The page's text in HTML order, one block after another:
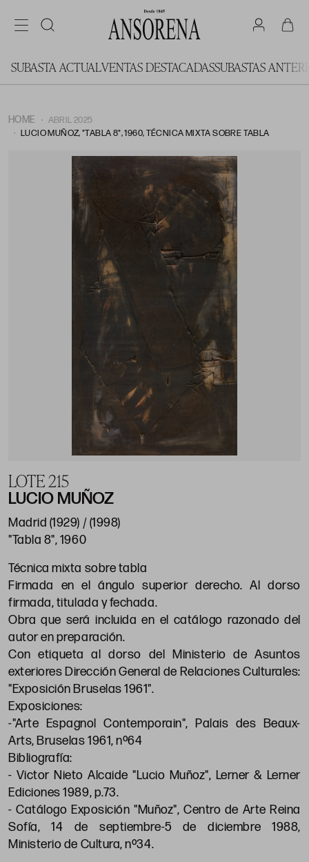
SUBASTA ACTUALVENTAS DESTACADASSUBASTAS
HOME
ABRIL 2025
LUCIO MUÑOZ, "TABLA 8", 1960, TÉCNICA MIXTA SOBRE TABLA
LOTE 215
LUCIO MUÑOZ
Madrid (1929) / (1998)
"Tabla 8", 1960
Técnica mixta sobre tabla
Firmada en el ángulo superior derecho. Al dorso
firmada, titulada y fechada.
Obra que será incluida en el catálogo razonado del
autor en preparación.
Con etiqueta al dorso del Ministerio de Asuntos
exteriores Dirección General de Relaciones Culturales:
"Exposición Bruselas 1961".
Exposiciones:
-"Arte Espagnol Contemporain", Palais des Beaux-
Arts, Bruselas 1961, nº64
Bibliografía:
- Victor Nieto Alcaide "Lucio Muñoz", Lerner & Lerner
Ediciones 1989, p.73.
- Catálogo Exposición "Muñoz", Centro de Arte Reina
Sofía, 14 de septiembre-5 de diciembre 1988,
Ministerio de Cultura, nº34.